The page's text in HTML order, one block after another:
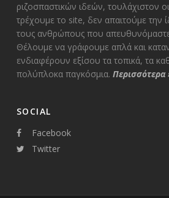
ριζοσπαστικών ιδεών, τουλάχιστον
τρέχουμε το site, δεν απαιτούμε την
τους ανθρώπους που απευθυνόμαστε
Θέλουμε να γράφουμε απλά και
ενδιαφέρουν εξίσου τα τοπικά, τα
πολύπλοκα παγκόσμια. Περισσότερα
SOCIAL
Facebook
Twitter